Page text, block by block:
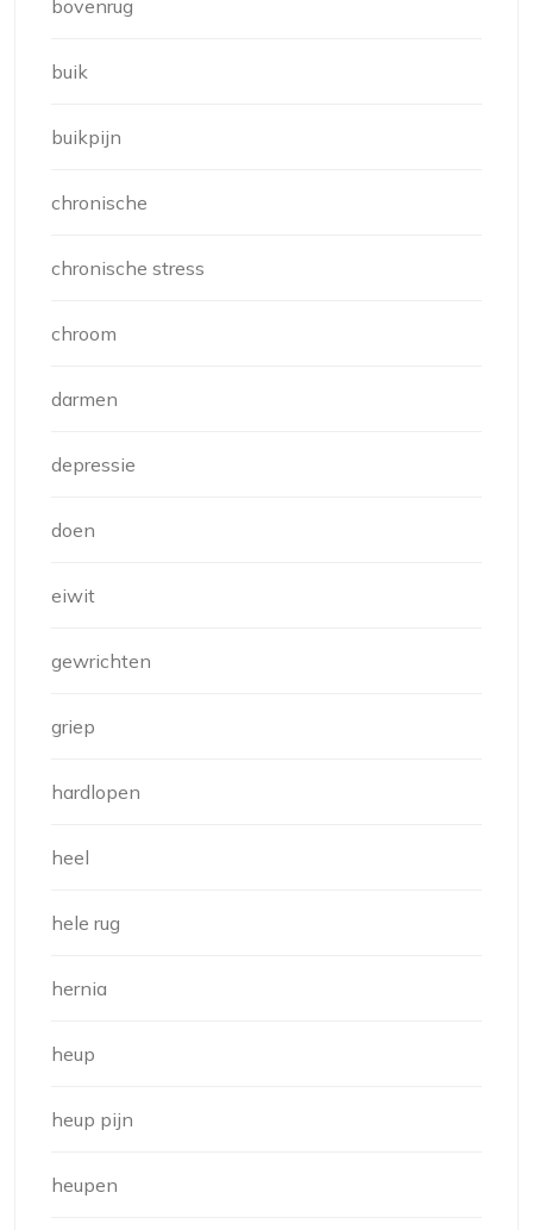
bovenrug
buik
buikpijn
chronische
chronische stress
chroom
darmen
depressie
doen
eiwit
gewrichten
griep
hardlopen
heel
hele rug
hernia
heup
heup pijn
heupen